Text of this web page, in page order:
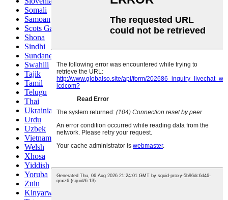
Somali
Samoan
Scots Gaelic
Shona
Sindhi
Sundanese
Swahili
Tajik
Tamil
Telugu
Thai
Ukrainian
Urdu
Uzbek
Vietnamese
Welsh
Xhosa
Yiddish
Yoruba
Zulu
Kinyarwanda